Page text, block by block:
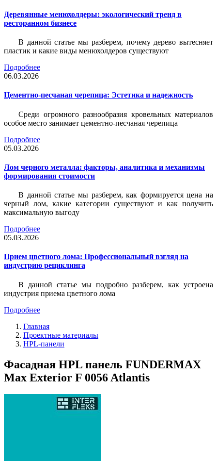
Деревянные менюхолдеры: экологический тренд в
ресторанном бизнесе
В данной статье мы разберем, почему дерево вытесняет
пластик и какие виды менюхолдеров существуют
Подробнее
06.03.2026
Цементно-песчаная черепица: Эстетика и надежность
Среди огромного разнообразия кровельных материалов
особое место занимает цементно-песчаная черепица
Подробнее
05.03.2026
Лом черного металла: факторы, аналитика и механизмы
формирования стоимости
В данной статье мы разберем, как формируется цена на
черный лом, какие категории существуют и как получить
максимальную выгоду
Подробнее
05.03.2026
Прием цветного лома: Профессиональный взгляд на
индустрию рециклинга
В данной статье мы подробно разберем, как устроена
индустрия приема цветного лома
Подробнее
Главная
Проектные материалы
HPL-панели
Фасадная HPL панель FUNDERMAX
Max Exterior F 0056 Atlantis